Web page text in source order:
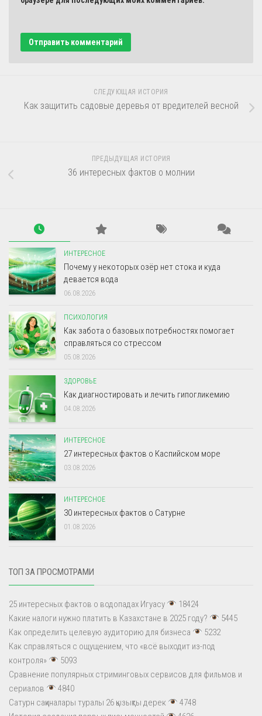
СЛЕДУЮЩАЯ ИСТОРИЯ
Как защитить садовые деревья от вредителей весной
ПРЕДЫДУЩАЯ ИСТОРИЯ
36 интересных фактов о молнии
ИНТЕРЕСНОЕ
Почему у некоторых озёр нет стока и куда
девается вода
06.08.2026
ПСИХОЛОГИЯ
Как забота о базовых потребностях помогает
справляться со стрессом
05.08.2026
ЗДОРОВЬЕ
Как диагностировать и лечить гипогликемию
04.08.2026
ИНТЕРЕСНОЕ
27 интересных фактов о Каспийском море
03.08.2026
ИНТЕРЕСНОЕ
30 интересных фактов о Сатурне
01.08.2026
ТОП ЗА ПРОСМОТРАМИ
25 интересных фактов о водопадах Игуасу
18424
Какие налоги нужно платить в Казахстане в 2025 году?
5445
Как определить целевую аудиторию для бизнеса
5232
Как справляться с ощущением, что «всё выходит из-под
контроля»
5093
Сравнение популярных стриминговых сервисов для фильмов и
сериалов
4840
Сатурн сақиналары туралы 26 қызықты дерек
4748